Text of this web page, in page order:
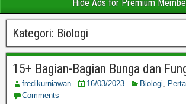
Hide Ads for Premium
Kategori: Biologi
15+ Bagian-Bagian Bunga dan
fredikurniawan 16/03/2023 Biologi,
Comments